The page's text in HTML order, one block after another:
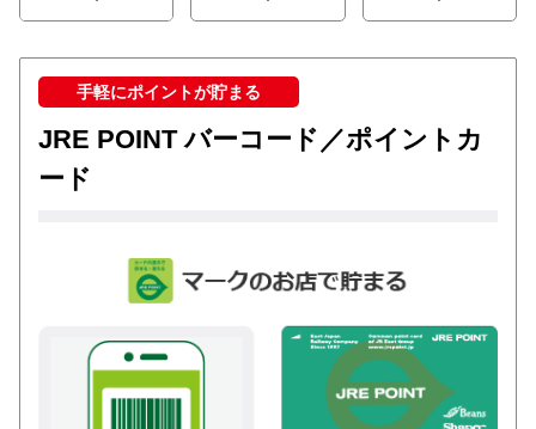
手軽にポイントが貯まる
JRE POINT バーコード／ポイントカ
ード